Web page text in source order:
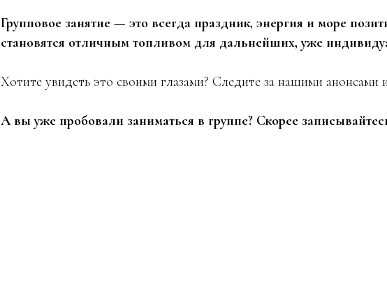
Групповое занятие — это всегда праздник, энергия и море
становятся отличным топливом для дальнейших, уже
Хотите увидеть это своими глазами? Следите за нашими анонсами
А вы уже пробовали заниматься в группе? Скорее